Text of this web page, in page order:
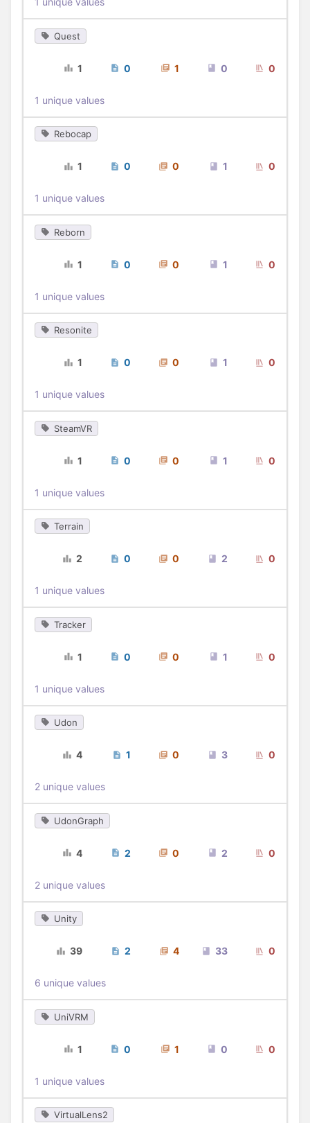
Quest
1 0 1 0 0
1 unique values
Rebocap
1 0 0 1 0
1 unique values
Reborn
1 0 0 1 0
1 unique values
Resonite
1 0 0 1 0
1 unique values
SteamVR
1 0 0 1 0
1 unique values
Terrain
2 0 0 2 0
1 unique values
Tracker
1 0 0 1 0
1 unique values
Udon
4 1 0 3 0
2 unique values
UdonGraph
4 2 0 2 0
2 unique values
Unity
39 2 4 33 0
6 unique values
UniVRM
1 0 1 0 0
1 unique values
VirtualLens2